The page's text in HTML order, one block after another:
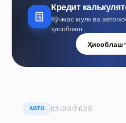
Кредит
Кўчмас мулк ва
ҳисоблаш
Ҳисоблаш
АВТО 03/09/2025